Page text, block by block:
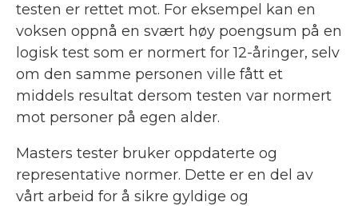
testen er rettet mot. For eksempel kan en
voksen oppnå en svært høy poengsum på en
logisk test som er normert for 12-åringer, selv
om den samme personen ville fått et
middels resultat dersom testen var normert
mot personer på egen alder.
Masters tester bruker oppdaterte og
representative normer. Dette er en del av
vårt arbeid for å sikre gyldige og